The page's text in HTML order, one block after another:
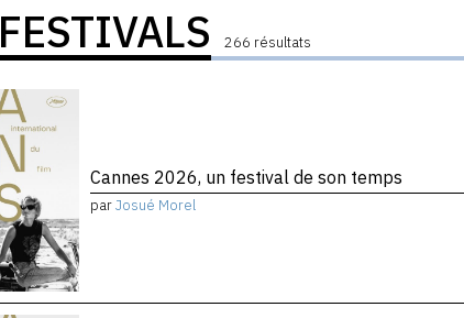
FESTIVALS 266 résultats
Cannes 2026, un festival de son temps
parJosué Morel